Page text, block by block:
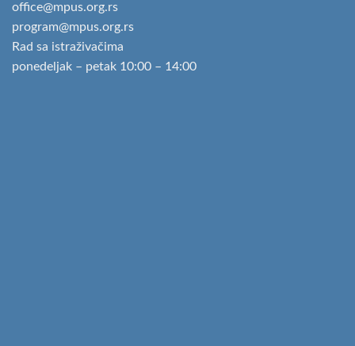
office@mpus.org.rs
program@mpus.org.rs
Rad sa istraživačima
ponedeljak – petak 10:00 – 14:00